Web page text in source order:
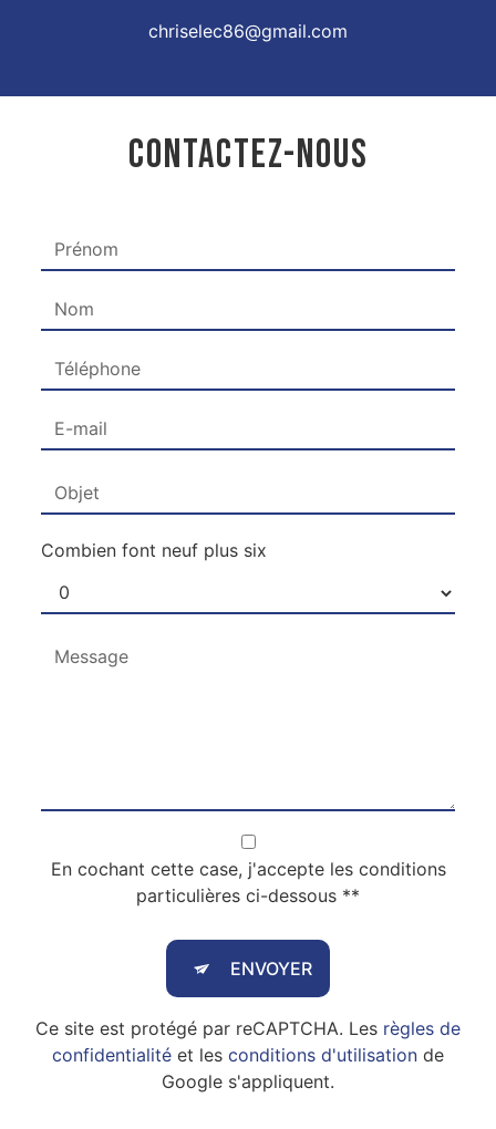
chriselec86@gmail.com
CONTACTEZ-NOUS
Combien font neuf plus six
En cochant cette case, j'accepte les conditions
particulières ci-dessous **
ENVOYER
Ce site est protégé par reCAPTCHA. Les règles de
confidentialité et les conditions d'utilisation de
Google s'appliquent.